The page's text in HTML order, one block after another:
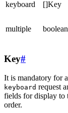
keyboard []Key
multiple boolean
Key#
It is mandatory for
keyboard request
fields for display to
order.